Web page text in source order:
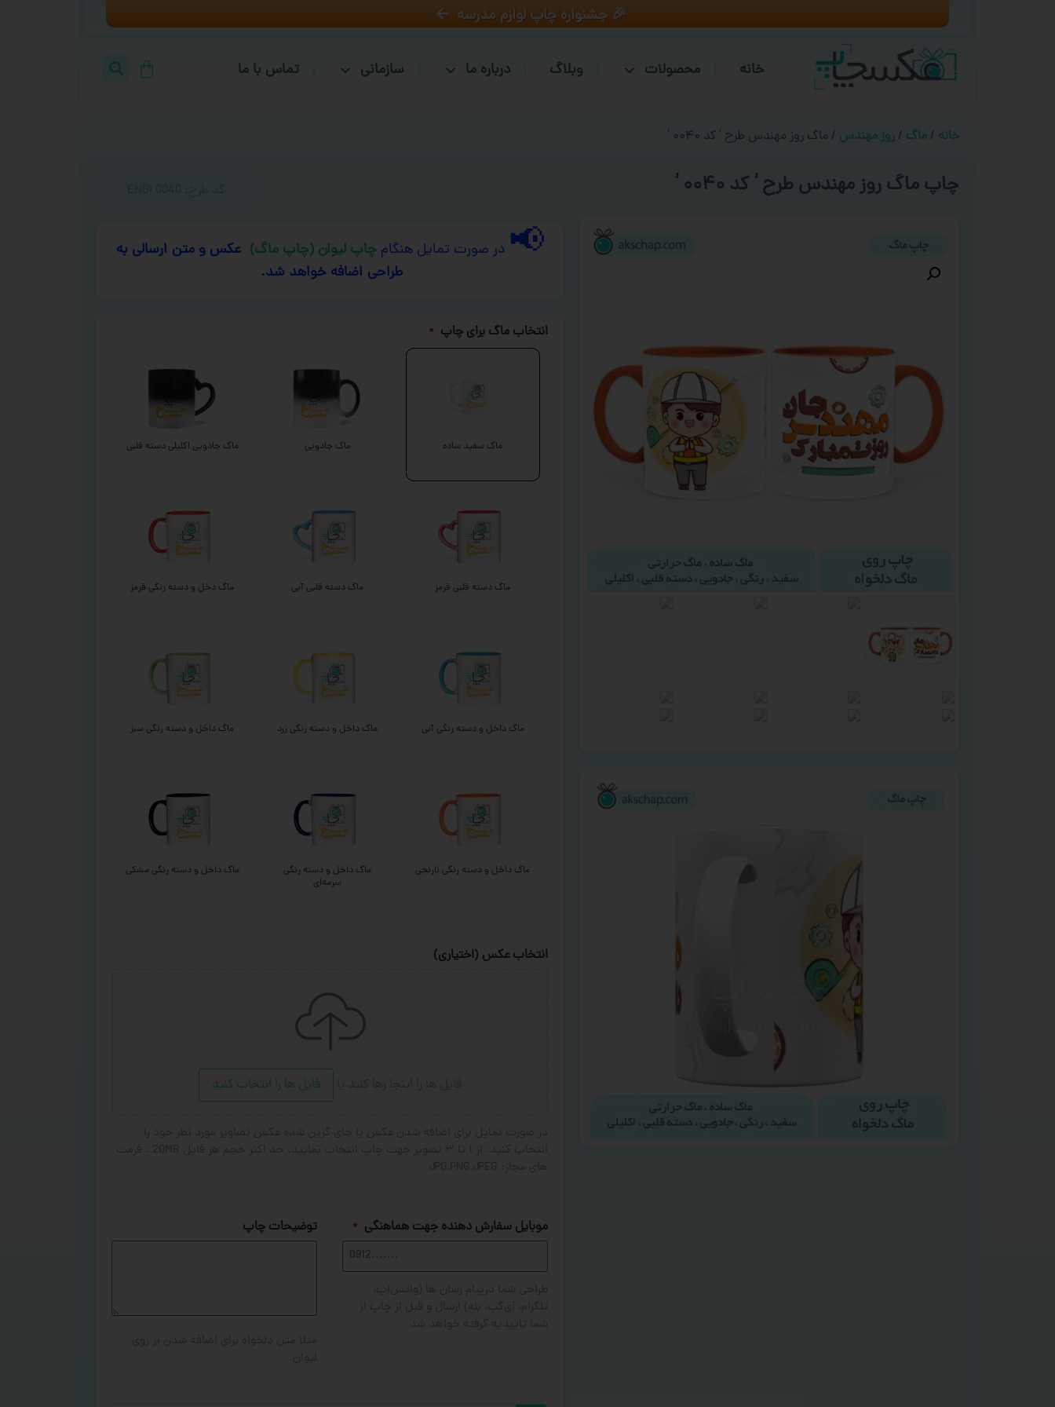
🎉 جشنواره چاپ لوازم مدرسه
خانه محصولات وبلاگ درباره ما سازمانی تماس با ما
خانه / ماگ / روز مهندس / ماگ روز مهندس طرح ‘ کد ۰۰۴۰ ‘
چاپ ماگ روز مهندس طرح ‘ کد ۰۰۴۰ ‘
📢 در صورت تمایل هنگام چاپ لیوان (چاپ ماگ) عکس و متن ارسالی به
طراحی اضافه خواهد شد.
انتخاب ماگ برای چاپ *
ماگ سفید ساده ماگ جادویی ماگ جادویی اکلیلی دسته قلبی
ماگ دسته قلبی قرمز ماگ دسته قلبی آبی ماگ دخل و دسته رنگی قرمز
ماگ داخل و دسته رنگی آبی ماگ داخل و دسته رنگی زرد ماگ داخل و دسته رنگی سبز
ماگ داخل و دسته رنگی نارنجی
ماگ داخل و دسته رنگی
سرمه‌ای
ماگ داخل و دسته رنگی مشکی
انتخاب عکس (اختیاری)
فایل ها را انتخاب کنید
موبایل سفارش دهنده جهت هماهنگی * توضیحات چاپ